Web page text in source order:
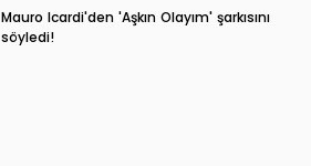
Mauro Icardi'den 'Aşkın Olayım' şarkısını
söyledi!